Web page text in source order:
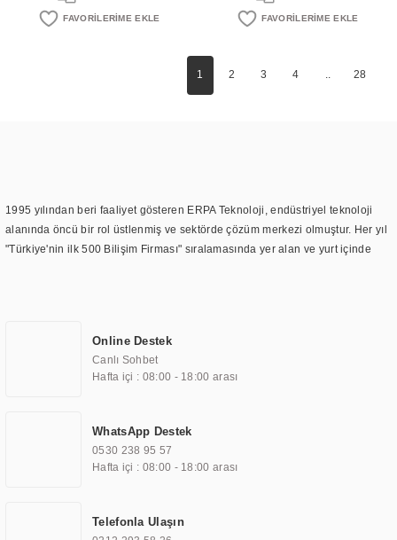
1 2 3 4 .. 28
1995 yılından beri faaliyet gösteren ERPA Teknoloji, endüstriyel teknoloji
alanında öncü bir rol üstlenmiş ve sektörde çözüm merkezi olmuştur. Her yıl
"Türkiye'nin ilk 500 Bilişim Firması" sıralamasında yer alan ve yurt içinde
TOCHI markası altında kendi ürettiği ürünlerde kullanmıştır. Günümüzde
TOCHI; videowall, digital signage, kiosk, totem, akıllı durak ekranı, araç içi
ekran, asansör ekranı, digital menüboard, marin ekran, medikal ekran,
ekranları, endüstriyel ekranlar, kapı önü bilgi ekranları, panel PC,
endüstriyel Panel PC, mini PC, endüstriyel mini PC ve akıllı bina sistemleri
gibi çözümleri 4.5" ile 110” boyutları arasında üretebilirken, ayrıca standart
Online Destek
Canlı Sohbet
Hafta içi : 08:00 - 18:00 arası
WhatsApp Destek
0530 238 95 57
Hafta içi : 08:00 - 18:00 arası
Telefonla Ulaşın